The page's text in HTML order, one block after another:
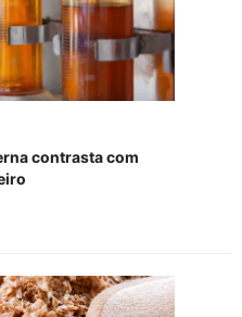
contrasta com